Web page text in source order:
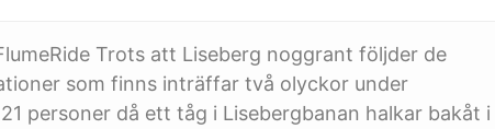
Trots att Liseberg noggrant följder de
som finns inträffar två olyckor under
personer då ett tåg i Lisebergbanan halkar bakåt i